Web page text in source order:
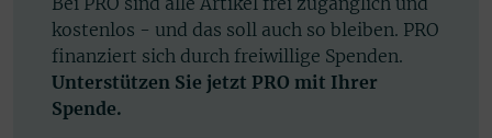
kostenlos - und das soll auch so bleiben. PRO
finanziert sich durch freiwillige Spenden.
Unterstützen Sie jetzt PRO mit Ihrer
Spende.